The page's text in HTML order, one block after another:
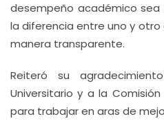
desempeño académico
la diferencia entre uno y
manera transparente.
Reiteró su
Universitario y a la
para trabajar en aras de